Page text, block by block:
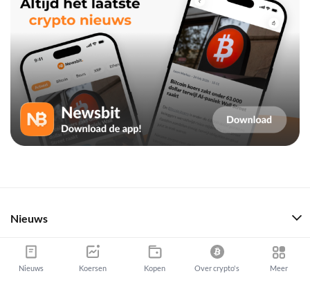
Nieuws
Kopen en verkopen
Nieuws Koersen Kopen Over crypto's Meer